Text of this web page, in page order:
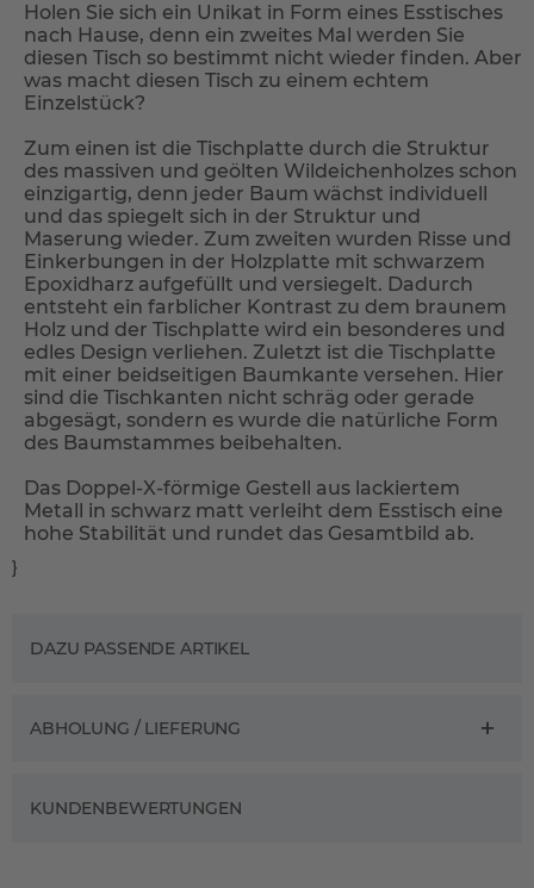
Holen Sie sich ein Unikat in Form eines Esstisches
nach Hause, denn ein zweites Mal werden Sie
diesen Tisch so bestimmt nicht wieder finden. Aber
was macht diesen Tisch zu einem echtem
Einzelstück?
Zum einen ist die Tischplatte durch die Struktur
des massiven und geölten Wildeichenholzes schon
einzigartig, denn jeder Baum wächst individuell
und das spiegelt sich in der Struktur und
Maserung wieder. Zum zweiten wurden Risse und
Einkerbungen in der Holzplatte mit schwarzem
Epoxidharz aufgefüllt und versiegelt. Dadurch
entsteht ein farblicher Kontrast zu dem braunem
Holz und der Tischplatte wird ein besonderes und
edles Design verliehen. Zuletzt ist die Tischplatte
mit einer beidseitigen Baumkante versehen. Hier
sind die Tischkanten nicht schräg oder gerade
abgesägt, sondern es wurde die natürliche Form
des Baumstammes beibehalten.
Das Doppel-X-förmige Gestell aus lackiertem
Metall in schwarz matt verleiht dem Esstisch eine
hohe Stabilität und rundet das Gesamtbild ab.
}
DAZU PASSENDE ARTIKEL
ABHOLUNG / LIEFERUNG
KUNDENBEWERTUNGEN